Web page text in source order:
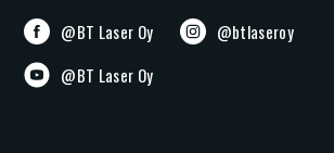
@BT Laser Oy
@btlaseroy
@BT Laser Oy